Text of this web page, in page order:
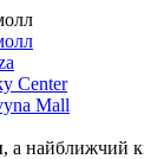
Center
Mall
, а найближчий